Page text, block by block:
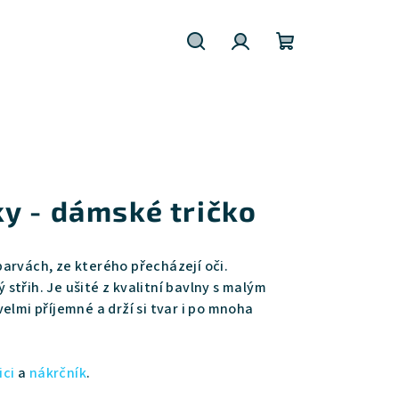
- dámské tričko
ze kterého přecházejí oči.
střih. Je ušité z kvalitní bavlny s malým
příjemné a drží si tvar i po mnoha
a nákrčník.